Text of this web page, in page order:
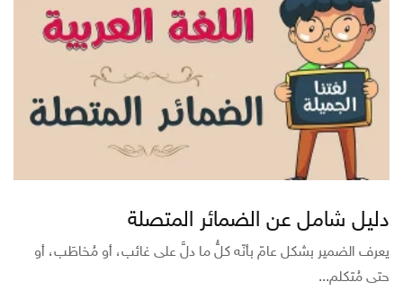
دليل شامل عن الضمائر المتصلة
يعرف الضمير بشكل عامّ بأنّه كلُّ ما دلَّ على غائب، أو مُخاطَب، أو
حتى مُتكلم...